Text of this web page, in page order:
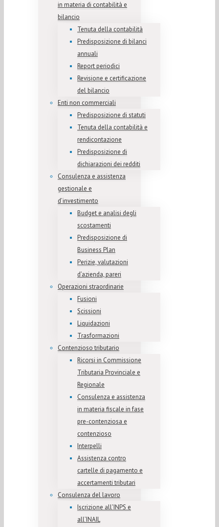
in materia di contabilità e
bilancio
Tenuta della contabilità
Predisposizione di bilanci
annuali
Report periodici
Revisione e certificazione
del bilancio
Enti non commerciali
Predisposizione di statuti
Tenuta della contabilità e
rendicontazione
Predisposizione di
dichiarazioni dei redditi
Consulenza e assistenza
gestionale e
d’investimento
Budget e analisi degli
scostamenti
Predisposizione di
Business Plan
Perizie, valutazioni
d’azienda, pareri
Operazioni straordinarie
Fusioni
Scissioni
Liquidazioni
Trasformazioni
Contenzioso tributario
Ricorsi in Commissione
Tributaria Provinciale e
Regionale
Consulenza e assistenza
in materia fiscale in fase
pre-contenziosa e
contenzioso
Interpelli
Assistenza contro
cartelle di pagamento e
accertamenti tributari
Consulenza del lavoro
Iscrizione all’INPS e
all’INAIL